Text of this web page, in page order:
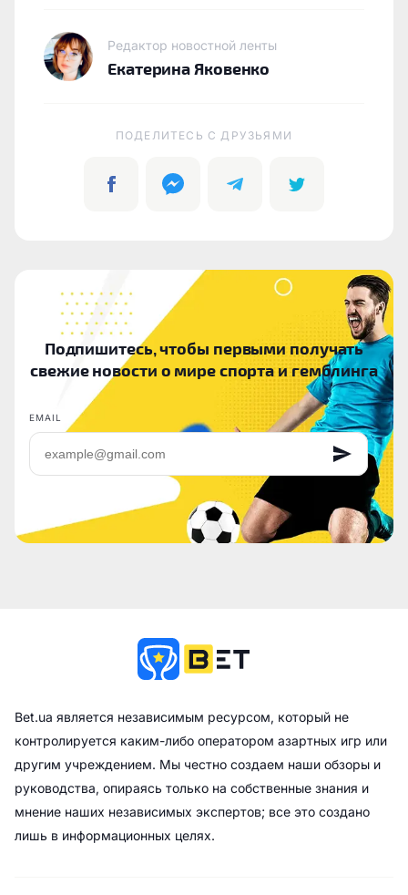
Редактор новостной ленты
Екатерина Яковенко
ПОДЕЛИТЕСЬ C ДРУЗЬЯМИ
Подпишитесь, чтобы первыми получать
свежие новости о мире спорта и гемблинга
EMAIL
Bet.ua является независимым ресурсом, который не
контролируется каким-либо оператором азартных игр или
другим учреждением. Мы честно создаем наши обзоры и
руководства, опираясь только на собственные знания и
мнение наших независимых экспертов; все это создано
лишь в информационных целях.